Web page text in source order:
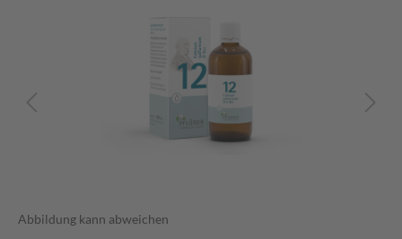
Abbildung kann abweichen